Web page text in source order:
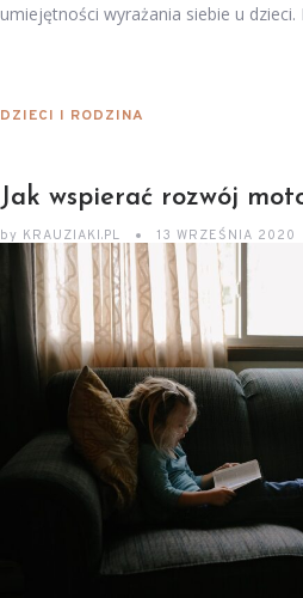
umiejętności wyrażania siebie u dzieci.
DZIECI I RODZINA
Jak wspierać rozwój
by KRAUZIAKI.PL 13 WRZEŚNIA 2020